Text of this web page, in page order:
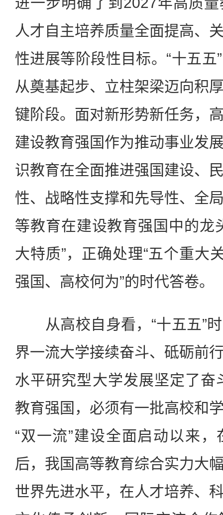
人才自主培养质量全面提高、
性进展等阶段性目标。“十五五
从奠基起步、立柱架梁迈向积
键阶段。面对新形势新任务，
建设教育强国作为推动事业发
识教育在全面推进强国建设、
性、战略性支撑和先导性、全
等教育在建设教育强国中的龙
大特质”，正确处理“五个重大
强国、高校何为”的时代答卷。
从高校自身看，“十五五”时
界一流大学接续奋斗、砥砺前
水平研究型大学发展坚定了奋
教育强国，必须有一批高校和
“双一流”建设全面启动以来
后，我国高等教育综合实力大
世界先进水平，在人才培养、